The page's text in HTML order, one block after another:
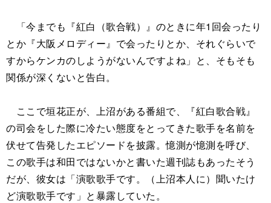
「今までも『紅白（歌合戦）』のときに年1回会ったり
とか『大阪メロディー』で会ったりとか、それぐらいで
すからケンカのしようがないんですよね」と、そもそも
関係が深くないと告白。
ここで垣花正が、上沼がある番組で、『紅白歌合戦』
の司会をした際に冷たい態度をとってきた歌手を名前を
伏せて告発したエピソードを披露。憶測が憶測を呼び、
この歌手は和田ではないかと書いた週刊誌もあったそう
だが、彼女は「演歌歌手です。（上沼本人に）聞いたけ
ど演歌歌手です」と暴露していた。